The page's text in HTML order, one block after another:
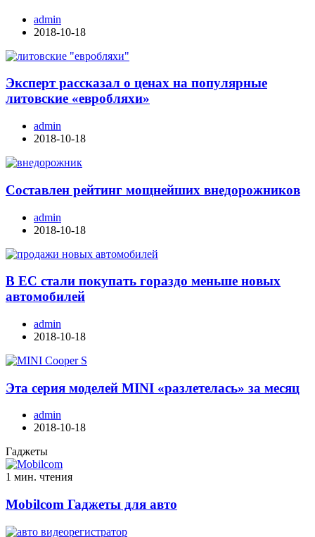
admin
2018-10-18
Эксперт рассказал о ценах на популярные
литовские «евробляхи»
admin
2018-10-18
Составлен рейтинг мощнейших внедорожников
admin
2018-10-18
В ЕС стали покупать гораздо меньше новых
автомобилей
admin
2018-10-18
Эта серия моделей MINI «разлетелась» за месяц
admin
2018-10-18
Гаджеты
1 мин. чтения
Mobilcom Гаджеты для авто